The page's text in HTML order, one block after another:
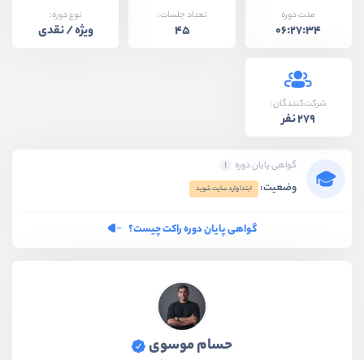
مدت دوره
06:27:34
تعداد جلسات:
45
نوع دوره:
ویژه / نقدی
شرکت‌کنندگان:
279 نفر
گواهی پایان دوره
وضعیت: ابتدا وارد سایت شوید
گواهی پایان دوره راکت چیست؟
حسام موسوی